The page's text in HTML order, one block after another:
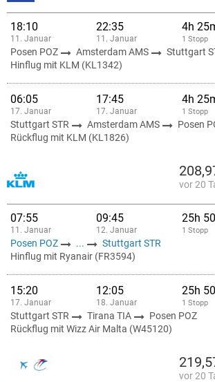
18:10
11. Januar
22:35
11. Januar
4h
1 Stopp
Posen POZ Amsterdam AMS
Stuttgart
Hinflug mit KLM (KL1342)
06:05
17. Januar
17:45
17. Januar
4h
1 Stopp
Stuttgart STR Amsterdam AMS
Posen
Rückflug mit KLM (KL1826)
vor 20
07:55
11. Januar
09:45
12. Januar
25h
1 Stopp
Posen POZ ...
Stuttgart STR
Hinflug mit Ryanair (FR3594)
15:20
17. Januar
12:05
18. Januar
25h
1 Stopp
Stuttgart STR Tirana TIA
Posen POZ
Rückflug mit Wizz Air Malta (W45120)
vor 20